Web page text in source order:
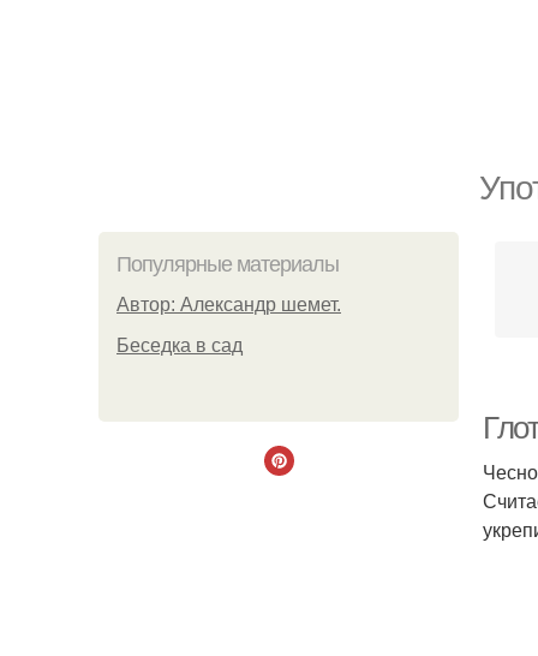
Популярные материалы
Автор: Александр шемет.
Беседка в сад